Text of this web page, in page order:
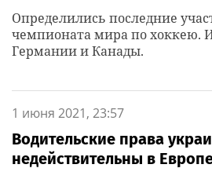
Определились последние
чемпионата мира по хоккею.
Германии и Канады.
1 июня 2021, 23:57
Водительские права
недействительны в